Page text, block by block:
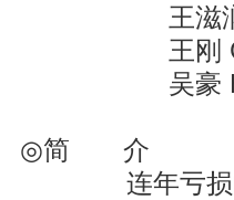
王滋润
王刚
吴豪
◎简 介
连年亏损的民